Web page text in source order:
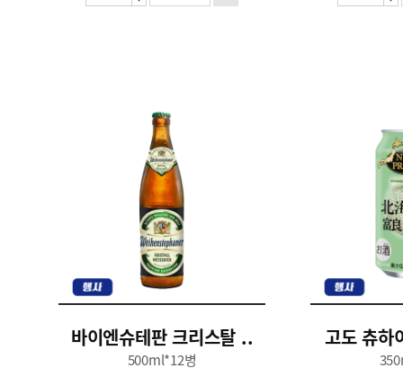
바이엔슈테판 크리스탈 ..
500ml*12병
고도 츄하